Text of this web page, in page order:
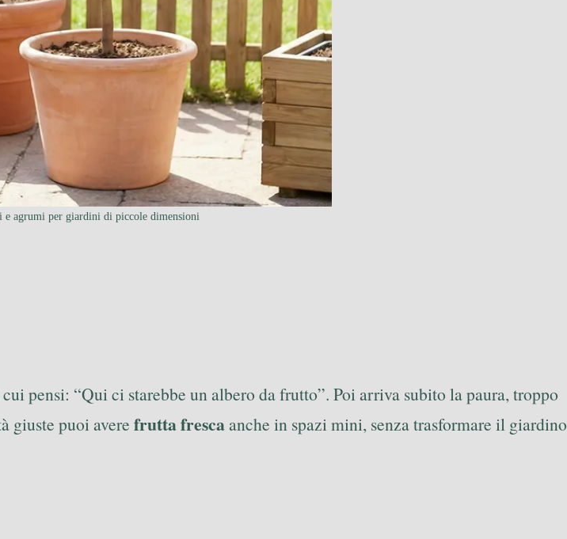
agrumi per giardini di piccole dimensioni
pensi: “Qui ci starebbe un albero da frutto”. Poi arriva subito la paura, troppo
giuste puoi avere frutta frescaanche in spazi mini, senza trasformare il giardino